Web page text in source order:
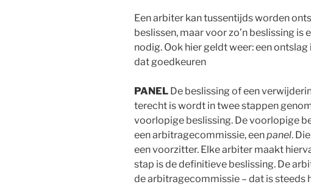
Een arbiter kan tussentijds worden
beslissen, maar voor zo’n beslissing
nodig. Ook hier geldt weer: een
dat goedkeuren
PANEL De beslissing of een
terecht is wordt in twee stappen
voorlopige beslissing. De voorlopige
een arbitragecommissie, eenpanel.
een voorzitter. Elke arbiter maakt
stap is de definitieve beslissing. De
de arbitragecommissie – dat is steeds